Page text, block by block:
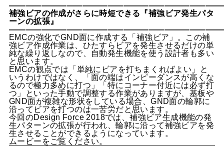
補強ビアの作成がさらに時短できる『補強ビア発生パタ
ーンの拡張』
EMCの強化でGND面に作成する「補強ビア」。この補
強ビア作成作業は、ひたすらビアを発生させるだけの単
純な繰り返しなので、自動発生機能を使う設計者も多い
と思います。
EMCの観点では「単純にビアを打ちまくればよい」と
いうわけではなく、「面の端はインピーダンスが高くな
るので極力多めに打つ」「特にコーナー付近には必ず打
つ」といった手動で調整する作業がありますが、基板や
GND面が複雑な形状をしている場合、GND面の輪郭に
沿ってビアを打つのは一苦労だと思います。
今回のDesign Force 2018では、補強ビア生成機能の発
生パターンの拡張が行われ、輪郭に沿って補強ビアを発
生させることができるようになっています。
ムービーをご覧ください。